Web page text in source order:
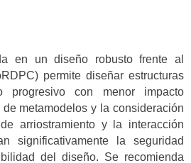
en un diseño robusto frente al
permite diseñar estructuras
progresivo con menor impacto
metamodelos y la consideración
arriostramiento y la interacción
significativamente la seguridad
del diseño. Se recomienda